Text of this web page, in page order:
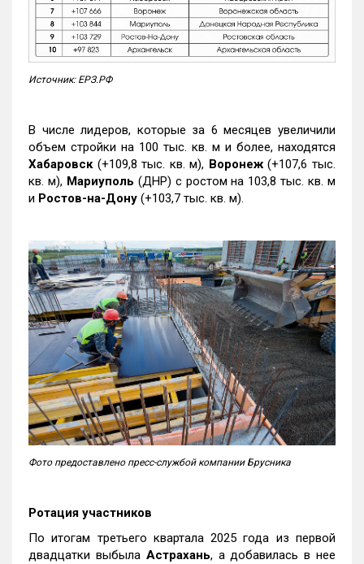
Источник: ЕРЗ.РФ
В числе лидеров, которые за 6 месяцев увеличили
объем стройки на 100 тыс. кв. м и более, находятся
Хабаровск (+109,8 тыс. кв. м), Воронеж(+107,6 тыс.
кв. м), Мариуполь (ДНР) с ростом на 103,8 тыс. кв. м
и Ростов-на-Дону (+103,7 тыс. кв. м).
Фото предоставлено пресс-службой компании Брусника
Ротация участников
По итогам третьего квартала 2025 года из первой
двадцатки выбыла Астрахань, а добавилась в нее